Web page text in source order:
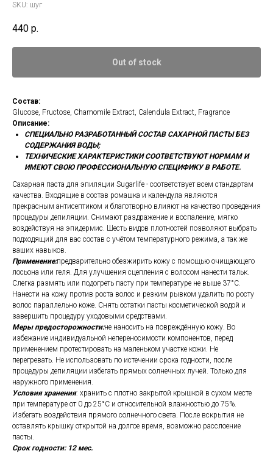
SKU: шуг
440 р.
Out of stock
Состав:
Glucose, Fructose, Chamomile Extract, Calendula Extract, Fragrance
Описание:
СПЕЦИАЛЬНО РАЗРАБОТАННЫЙ СОСТАВ САХАРНОЙ ПАСТЫ БЕЗ
СОДЕРЖАНИЯ ВОДЫ;
ТЕХНИЧЕСКИЕ ХАРАКТЕРИСТИКИ СООТВЕТСТВУЮТ НОРМАМ И
ИМЕЮТ СВОЮ ПРОФЕССИОНАЛЬНУЮ СПЕЦИФИКУ В РАБОТЕ.
Сахарная паста для эпиляции Sugarlife - соответствует всем стандартам
качества. Входящие в состав ромашка и календула являются
прекрасным антисептиком и благотворно влияют на качество проведения
процедуры депиляции. Снимают раздражение и воспаление, мягко
воздействуя на эпидермис. Шесть видов плотностей позволяют выбрать
подходящий для вас состав с учётом температурного режима, а так же
ваших навыков.
Применение:предварительно обезжирить кожу с помощью очищающего
лосьона или геля. Для улучшения сцепления с волосом нанести тальк.
Слегка размять или подогреть пасту при температуре не выше 37°С.
Нанести на кожу против роста волос и резким рывком удалить по росту
волос параллельно коже. Снять остатки пасты косметической водой и
завершить процедуру уходовыми средствами.
Меры предосторожности:не наносить на повреждённую кожу. Во
избежание индивидуальной непереносимости компонентов, перед
применением протестировать на маленьком участке кожи. Не
перегревать. Не использовать по истечении срока годности, после
процедуры депиляции избегать прямых солнечных лучей. Только для
наружного применения.
Условия хранения: хранить с плотно закрытой крышкой в сухом месте
при температуре от 0 до 25°С и относительной влажностью до 75%.
Избегать воздействия прямого солнечного света. После вскрытия не
оставлять крышку открытой на долгое время, возможно расслоение
пасты.
Срок годности: 12 мес.